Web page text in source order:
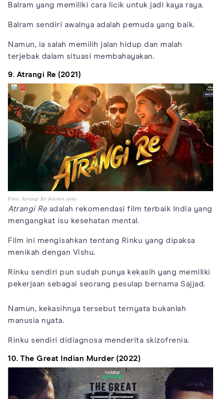
Balram yang memiliki cara licik untuk jadi kaya raya.
Balram sendiri awalnya adalah pemuda yang baik.
Namun, ia salah memilih jalan hidup dan malah
terjebak dalam situasi membahayakan.
9. Atrangi Re (2021)
Foto: Atrangi Re (koimoi.com)
Atrangi Readalah rekomendasi film terbaik India yang
mengangkat isu kesehatan mental.
Film ini mengisahkan tentang Rinku yang dipaksa
menikah dengan Vishu.
Rinku sendiri pun sudah punya kekasih yang memiliki
pekerjaan sebagai seorang pesulap bernama Sajjad.
Namun, kekasihnya tersebut ternyata bukanlah
manusia nyata.
Rinku sendiri didiagnosa menderita skizofrenia.
10. The Great Indian Murder (2022)